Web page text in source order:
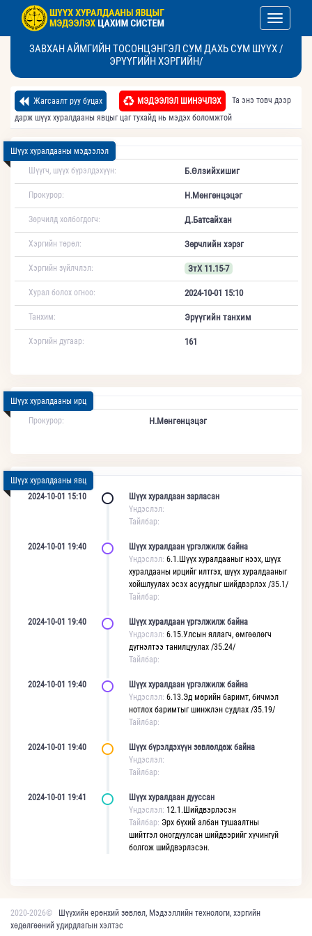
Toggle
ЗАВХАН АЙМГИЙН ТОСОНЦЭНГЭЛ СУМ ДАХЬ СУМ ШҮҮХ /
ЭРҮҮГИЙН ХЭРГИЙН/
Жагсаалт руу буцах МЭДЭЭЛЭЛ ШИНЭЧЛЭХ
Та энэ товч дээр
дарж шүүх хуралдааны явцыг цаг тухайд нь мэдэх боломжтой
Шүүх хуралдааны мэдээлэл
Шүүгч, шүүх бүрэлдэхүүн:
Б.Өлзийхишиг
Прокурор: Н.Мөнгөнцэцэг
Зөрчилд холбогдогч: Д.Батсайхан
Хэргийн төрөл: Зөрчлийн хэрэг
Хэргийн зүйлчлэл: ЗтХ 11.15-7
Хурал болох огноо: 2024-10-01 15:10
Танхим: Эрүүгийн танхим
Хэргийн дугаар: 161
Шүүх хуралдааны ирц
Прокурор:
Н.Мөнгөнцэцэг
Шүүх хуралдааны явц
2024-10-01 15:10
Шүүх хуралдаан зарласан
Үндэслэл:
Тайлбар:
2024-10-01 19:40
Шүүх хуралдаан үргэлжилж байна
Үндэслэл: 6.1.Шүүх хуралдааныг нээх, шүүх
хуралдааны ирцийг илтгэх, шүүх хуралдааныг
хойшлуулах эсэх асуудлыг шийдвэрлэх /35.1/
Тайлбар:
2024-10-01 19:40
Шүүх хуралдаан үргэлжилж байна
Үндэслэл: 6.15.Улсын яллагч, өмгөөлөгч
дүгнэлтээ танилцуулах /35.24/
Тайлбар:
2024-10-01 19:40
Шүүх хуралдаан үргэлжилж байна
Үндэслэл: 6.13.Эд мөрийн баримт, бичмэл
нотлох баримтыг шинжлэн судлах /35.19/
Тайлбар:
2024-10-01 19:40
Шүүх бүрэлдэхүүн зөвлөлдөж байна
Үндэслэл:
Тайлбар:
2024-10-01 19:41
Шүүх хуралдаан дууссан
Үндэслэл: 12.1.Шийдвэрлэсэн
Тайлбар: Эрх бүхий албан тушаалтны
шийтгэл оногдуулсан шийдвэрийг хүчингүй
болгож шийдвэрлэсэн.
2020-2026©
Шүүхийн ерөнхий зөвлөл, Мэдээллийн технологи, хэргийн
хөдөлгөөний удирдлагын хэлтэс